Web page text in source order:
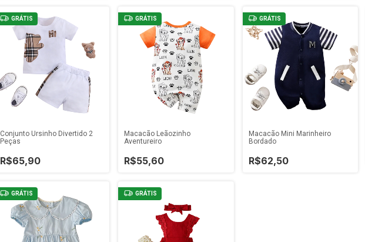
GRÁTIS
Conjunto Ursinho Divertido 2
Peças
R$65,90
GRÁTIS
Macacão Leãozinho
Aventureiro
R$55,60
GRÁTIS
Macacão Mini Marinheiro
Bordado
R$62,50
GRÁTIS GRÁTIS